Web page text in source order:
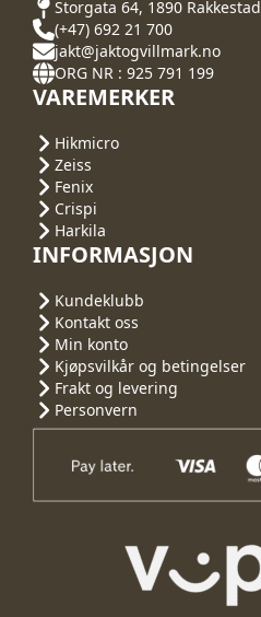
Storgata 64, 1890 Rakkestad
(+47) 692 21 700
jakt@jaktogvillmark.no
ORG NR : 925 791 199
VAREMERKER
Hikmicro
Zeiss
Fenix
Crispi
Harkila
INFORMASJON
Kundeklubb
Kontakt oss
Min konto
Kjøpsvilkår og betingelser
Frakt og levering
Personvern